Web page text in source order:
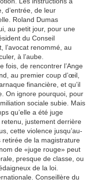
d’entrée, de leur
Roland Dumas
au petit jour, pour une
du Conseil
l’avocat renommé, au
à l’aube.
fois, de rencontrer l’Ange
au premier coup d’œil,
financière, et qu’il
On ignore pourquoi, pour
sociale subie. Mais
qu’elle a été juge
justement derrière
cette violence jusqu’au-
de la magistrature
de «juge rouge» peut
presque de classe, ou
de la loi.
Conseillère du